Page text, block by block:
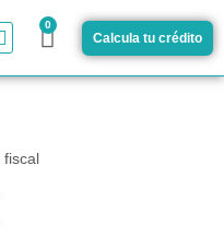
0
Calcula tu crédito